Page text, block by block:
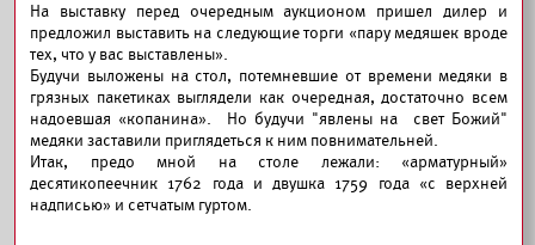
На выставку перед очередным аукционом пришел дилер и
предложил выставить на следующие торги «пару медяшек вроде
тех, что у вас выставлены».
Будучи выложены на стол, потемневшие от времени медяки в
грязных пакетиках выглядели как очередная, достаточно всем
надоевшая «копанина». Но будучи "явлены на свет Божий"
медяки заставили приглядеться к ним повнимательней.
Итак, предо мной на столе лежали: «арматурный»
десятикопеечник 1762 года и двушка 1759 года «с верхней
надписью» и сетчатым гуртом.